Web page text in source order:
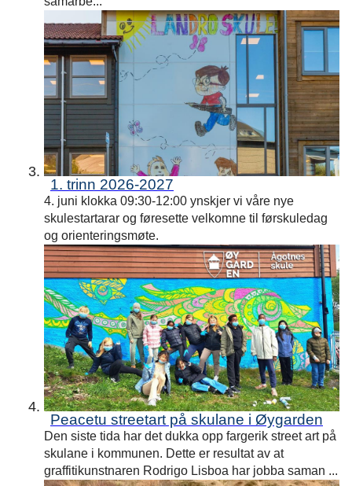
1. trinn 2026-2027
4. juni klokka 09:30-12:00 ynskjer vi våre nye
skulestartarar og føresette velkomne til førskuledag
og orienteringsmøte.
Peacetu streetart på skulane i Øygarden
Den siste tida har det dukka opp fargerik street art på
skulane i kommunen. Dette er resultat av at
graffitikunstnaren Rodrigo Lisboa har jobba saman ...